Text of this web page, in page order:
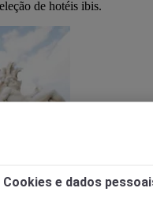
de hotéis ibis.
Cookies e dados